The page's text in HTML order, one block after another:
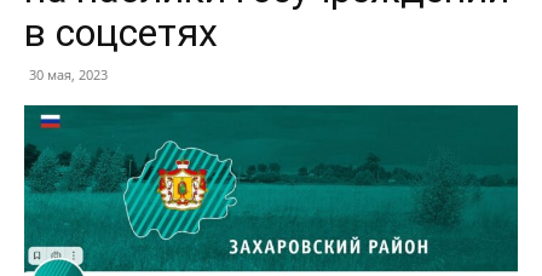
в соцсетях
30 мая, 2023